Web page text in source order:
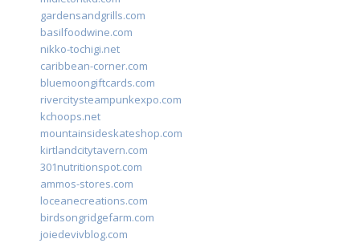
gardensandgrills.com
basilfoodwine.com
nikko-tochigi.net
caribbean-corner.com
bluemoongiftcards.com
rivercitysteampunkexpo.com
kchoops.net
mountainsideskateshop.com
kirtlandcitytavern.com
301nutritionspot.com
ammos-stores.com
loceanecreations.com
birdsongridgefarm.com
joiedevivblog.com